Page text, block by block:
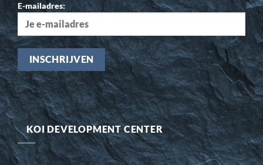
E-mailadres:
KOI DEVELOPMENT CENTER